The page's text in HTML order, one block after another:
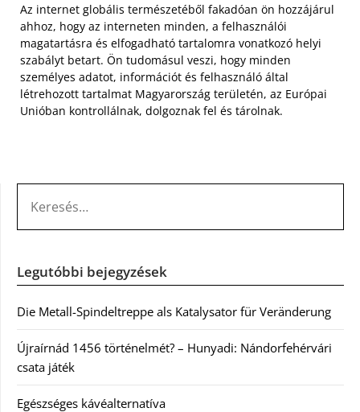
Az internet globális természetéből fakadóan ön hozzájárul
ahhoz, hogy az interneten minden, a felhasználói
magatartásra és elfogadható tartalomra vonatkozó helyi
szabályt betart. Ön tudomásul veszi, hogy minden
személyes adatot, információt és felhasználó által
létrehozott tartalmat Magyarország területén, az Európai
Unióban kontrollálnak, dolgoznak fel és tárolnak.
Legutóbbi bejegyzések
Die Metall-Spindeltreppe als Katalysator für Veränderung
Újraírnád 1456 történelmét? – Hunyadi: Nándorfehérvári
csata játék
Egészséges kávéalternatíva